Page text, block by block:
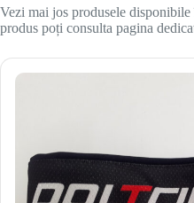
Vezi mai jos produsele
produs poți consulta pagina